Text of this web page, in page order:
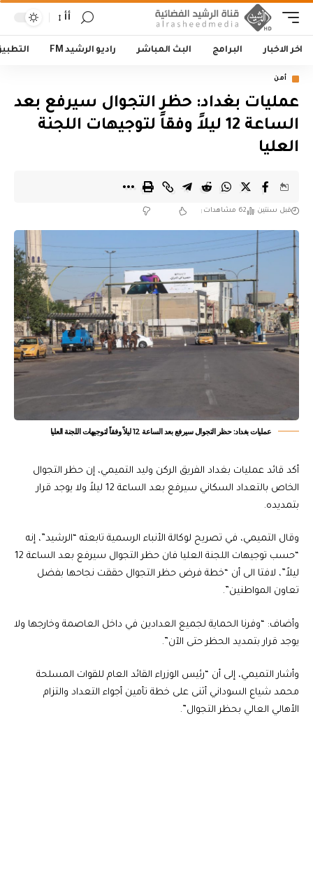
أأ
اخر الاخبار البرامج البث المباشر راديو الرشيد FM
أمن
عمليات بغداد: حظر التجوال سيرفع بعد
الساعة 12 ليلاً وفقاً لتوجيهات اللجنة
العليا
قبل سنتين 62 مشاهدات
عمليات بغداد: حظر التجوال سيرفع بعد الساعة 12 ليلاً وفقاً لتوجيهات اللجنة العليا
أكد قائد عمليات بغداد الفريق الركن وليد التميمي، إن حظر التجوال
الخاص بالتعداد السكاني سيرفع بعد الساعة 12 ليلاً ولا يوجد قرار
بتمديده.
وقال التميمي، في تصريح لوكالة الأنباء الرسمية تابعته “الرشيد”، إنه
“حسب توجيهات اللجنة العليا فان حظر التجوال سيرفع بعد الساعة 12
ليلاً”، لافتا الى أن “خطة فرض حظر التجوال حققت نجاحها بفضل
تعاون المواطنين”.
وأضاف: “وفرنا الحماية لجميع العدادين في داخل العاصمة وخارجها ولا
يوجد قرار بتمديد الحظر حتى الآن”.
وأشار التميمي، إلى أن “رئيس الوزراء القائد العام للقوات المسلحة
محمد شياع السوداني أثنى على خطة تأمين أجواء التعداد والتزام
الأهالي العالي بحظر التجوال”.